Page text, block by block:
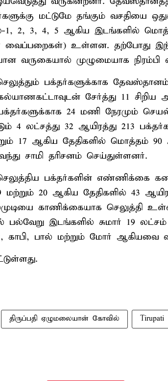
மட்டுமே தங்கும் வசதியை
1, 2, 3, 4, 5 ஆகிய இடங்களில்
வைப்பறைகள்) உள்ளன. தற்போது
வருகையால் முழுமையாக நிரம்பி
பக்தர்களுக்காக தேவஸ்தானம்
சேர்த்து 11 சிறிய
24 மணி நேரமும்
4 லட்சத்து 32 ஆயிரத்து 213
17 ஆகிய தேதிகளில் மொத்தம் 90
சாமி தரிசனம் செய்துள்ளனர்.
பக்தர்களின் எண்ணிக்கை
மற்றும் 20 ஆகிய தேதிகளில் 43
காணிக்கையாக செலுத்தி
பல்வேறு இடங்களில் சுமார் 19 லட்சம்
காபி, பால் மற்றும் மோர் ஆகியவை
திருப்பதி ஏழுமலையான் கோவில் Tirupati